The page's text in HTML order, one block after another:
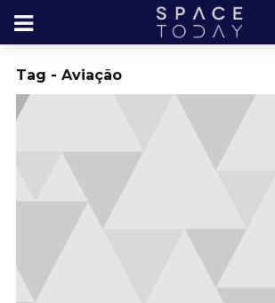
Tag - Aviação